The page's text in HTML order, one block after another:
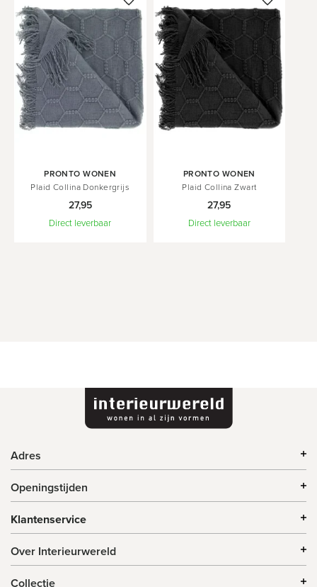
PRONTO WONEN
Plaid Collina Donkergrijs
27,95
Direct leverbaar
Winkelwagen
PRONTO WONEN
Plaid Collina Zwart
27,95
Direct leverbaar
Winkelwagen
Adres
Openingstijden
Klantenservice
Over Interieurwereld
Collectie